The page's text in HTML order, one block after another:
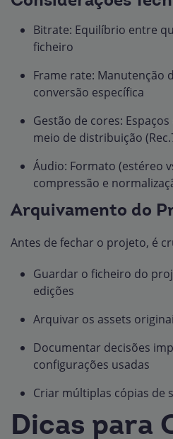
Bitrate: Equilíbrio entre
ficheiro
Frame rate: Manutenção
conversão específica
Gestão de cores:
meio de distribuição
Áudio: Formato (estéreo
compressão e
Arquivamento do
Antes de fechar o projeto, é
Guardar o ficheiro do
edições
Arquivar os assets
Documentar decisões
configurações usadas
Criar múltiplas cópias de
Dicas para